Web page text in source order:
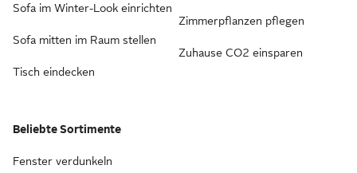
Sofa im Winter-Look einrichten
Sofa mitten im Raum stellen
Tisch eindecken
Zimmerpflanzen pflegen
Zuhause CO2 einsparen
Beliebte Sortimente
Fenster verdunkeln